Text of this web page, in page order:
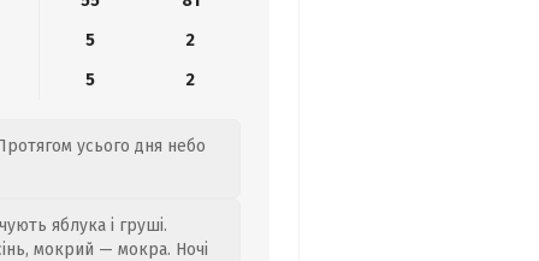
5
2
5 2
усього дня небо
яблука і груші.
мокрий — мокра. Ночі